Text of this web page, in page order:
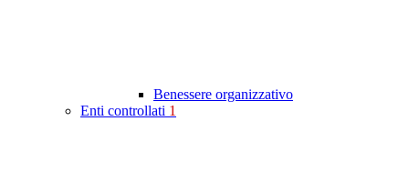
Benessere organizzativo
Enti controllati 1